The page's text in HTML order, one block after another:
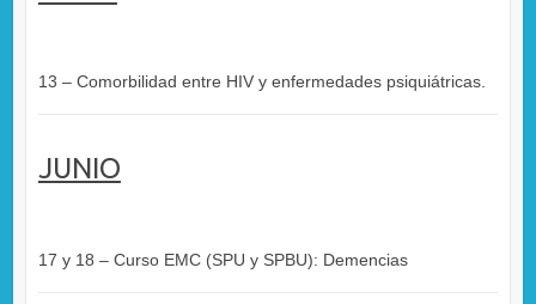
13 – Comorbilidad entre HIV y enfermedades psiquiátricas.
JUNIO
17 y 18 – Curso EMC (SPU y SPBU): Demencias